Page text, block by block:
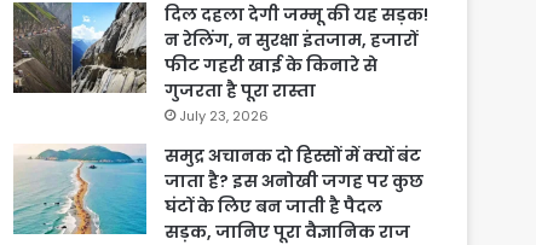
दिल दहला देगी जम्मू की यह सड़क!
न रेलिंग, न सुरक्षा इंतजाम, हजारों
फीट गहरी खाई के किनारे से
गुजरता है पूरा रास्ता
July 23, 2026
समुद्र अचानक दो हिस्सों में क्यों बंट
जाता है? इस अनोखी जगह पर कुछ
घंटों के लिए बन जाती है पैदल
सड़क, जानिए पूरा वैज्ञानिक राज